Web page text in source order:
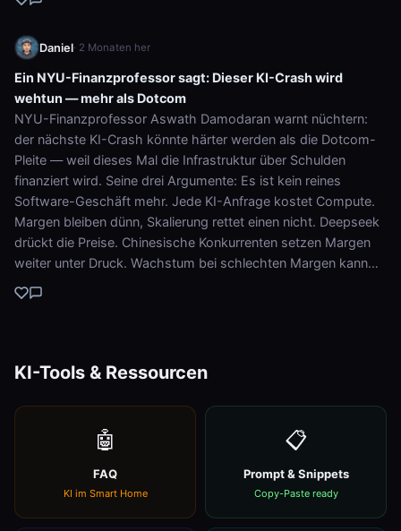
Daniel· 2 Monaten her
Ein NYU-Finanzprofessor sagt: Dieser KI-Crash wird
wehtun — mehr als Dotcom
NYU-Finanzprofessor Aswath Damodaran warnt nüchtern:
der nächste KI-Crash könnte härter werden als die Dotcom-
Pleite — weil dieses Mal die Infrastruktur über Schulden
finanziert wird. Seine drei Argumente: Es ist kein reines
Software-Geschäft mehr. Jede KI-Anfrage kostet Compute.
Margen bleiben dünn, Skalierung rettet einen nicht. Deepseek
drückt die Preise. Chinesische Konkurrenten setzen Margen
weiter unter Druck. Wachstum bei schlechten Margen kann…
KI-Tools & Ressourcen
🤖
FAQ
KI im Smart Home
📋
Prompt & Snippets
Copy-Paste ready